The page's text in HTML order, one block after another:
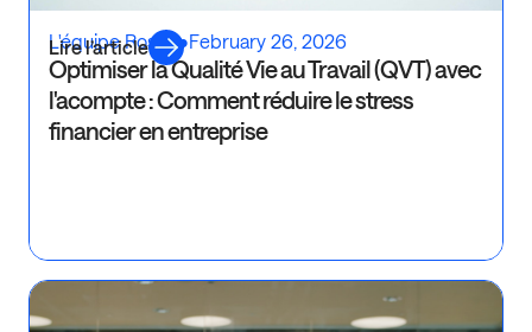
L'équipe Rosaly•February 26, 2026
Optimiser la Qualité Vie au Travail (QVT) avec
l'acompte : Comment réduire le stress
financier en entreprise
Lire l’article